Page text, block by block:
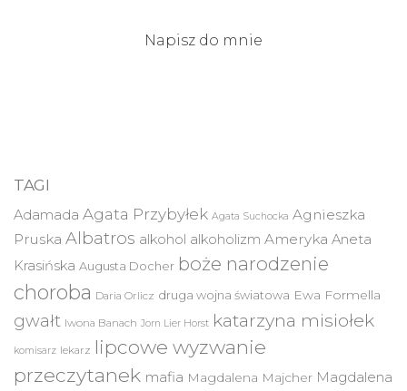
Napisz do mnie
TAGI
Adamada Agata Przybyłek Agata Suchocka Agnieszka
Pruska Albatros alkohol alkoholizm Ameryka Aneta
Krasińska Augusta Docher boże narodzenie
choroba Daria Orlicz druga wojna światowa Ewa Formella
gwałt Iwona Banach Jorn Lier Horst katarzyna misiołek
komisarz lekarz lipcowe wyzwanie
przeczytanek mafia Magdalena Majcher Magdalena